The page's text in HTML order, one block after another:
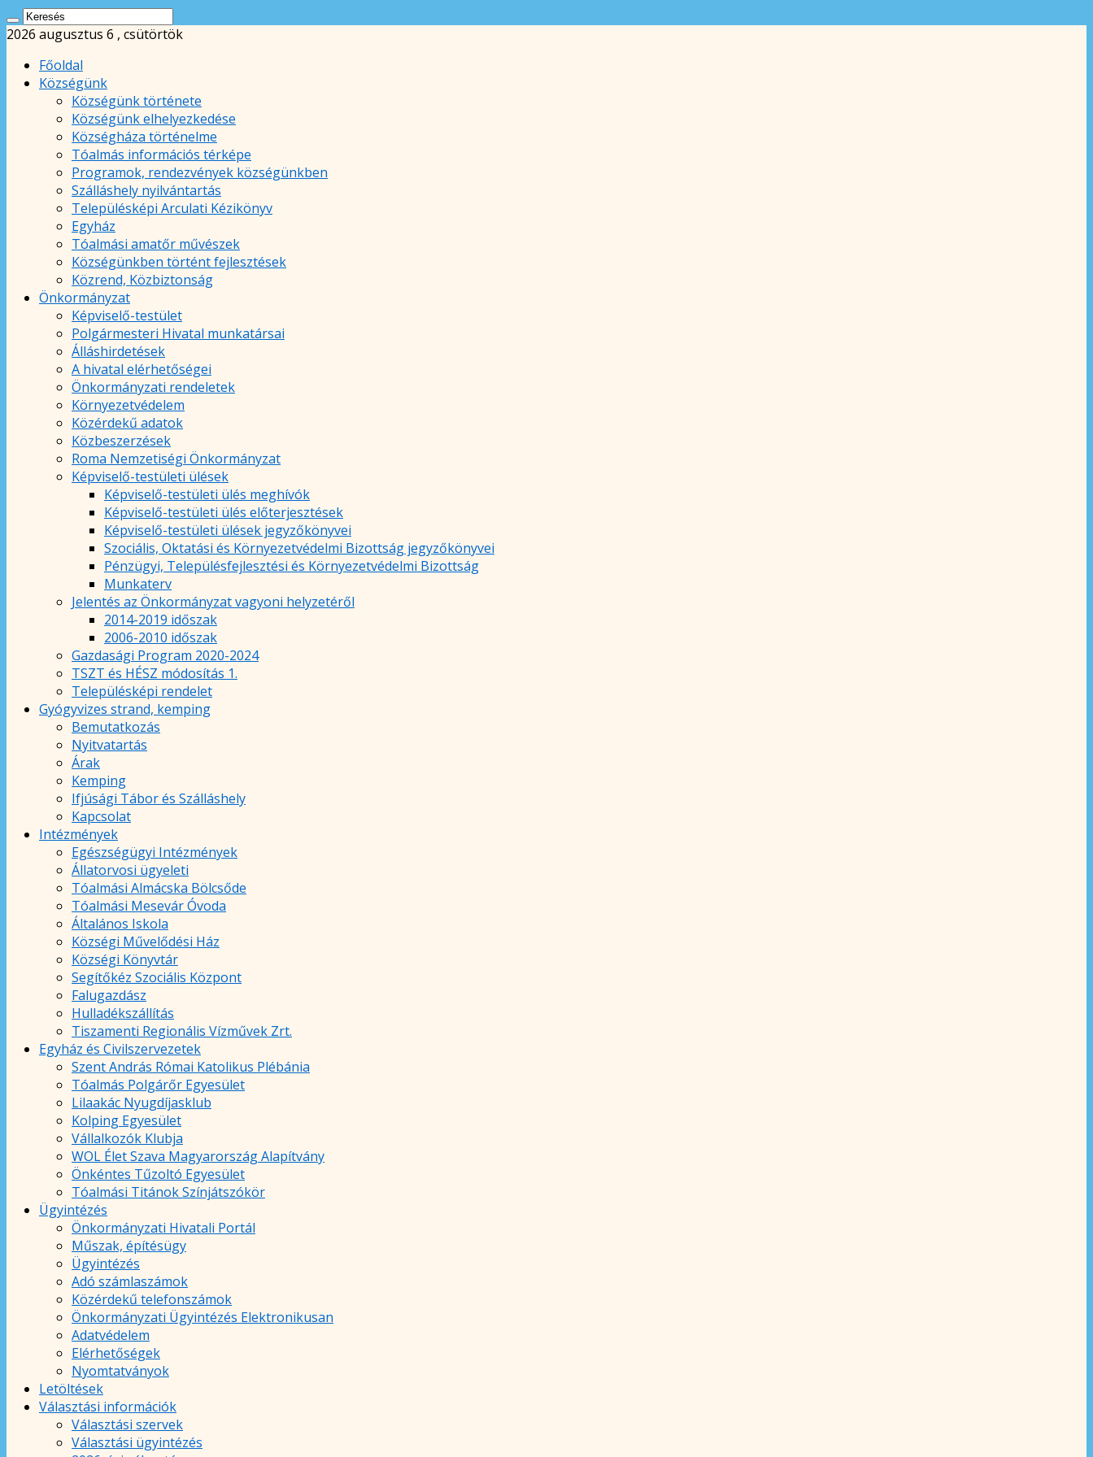
2026 augusztus 6 , csütörtök
Főoldal
Községünk
Községünk története
Községünk elhelyezkedése
Községháza történelme
Tóalmás információs térképe
Programok, rendezvények községünkben
Szálláshely nyilvántartás
Településképi Arculati Kézikönyv
Egyház
Tóalmási amatőr művészek
Községünkben történt fejlesztések
Közrend, Közbiztonság
Önkormányzat
Képviselő-testület
Polgármesteri Hivatal munkatársai
Álláshirdetések
A hivatal elérhetőségei
Önkormányzati rendeletek
Környezetvédelem
Közérdekű adatok
Közbeszerzések
Roma Nemzetiségi Önkormányzat
Képviselő-testületi ülések
Képviselő-testületi ülés meghívók
Képviselő-testületi ülés előterjesztések
Képviselő-testületi ülések jegyzőkönyvei
Szociális, Oktatási és Környezetvédelmi Bizottság jegyzőkönyvei
Pénzügyi, Településfejlesztési és Környezetvédelmi Bizottság
Munkaterv
Jelentés az Önkormányzat vagyoni helyzetéről
2014-2019 időszak
2006-2010 időszak
Gazdasági Program 2020-2024
TSZT és HÉSZ módosítás 1.
Településképi rendelet
Gyógyvizes strand, kemping
Bemutatkozás
Nyitvatartás
Árak
Kemping
Ifjúsági Tábor és Szálláshely
Kapcsolat
Intézmények
Egészségügyi Intézmények
Állatorvosi ügyeleti
Tóalmási Almácska Bölcsőde
Tóalmási Mesevár Óvoda
Általános Iskola
Községi Művelődési Ház
Községi Könyvtár
Segítőkéz Szociális Központ
Falugazdász
Hulladékszállítás
Tiszamenti Regionális Vízművek Zrt.
Egyház és Civilszervezetek
Szent András Római Katolikus Plébánia
Tóalmás Polgárőr Egyesület
Lilaakác Nyugdíjasklub
Kolping Egyesület
Vállalkozók Klubja
WOL Élet Szava Magyarország Alapítvány
Önkéntes Tűzoltó Egyesület
Tóalmási Titánok Színjátszókör
Ügyintézés
Önkormányzati Hivatali Portál
Műszak, építésügy
Ügyintézés
Adó számlaszámok
Közérdekű telefonszámok
Önkormányzati Ügyintézés Elektronikusan
Adatvédelem
Elérhetőségek
Nyomtatványok
Letöltések
Választási információk
Választási szervek
Választási ügyintézés